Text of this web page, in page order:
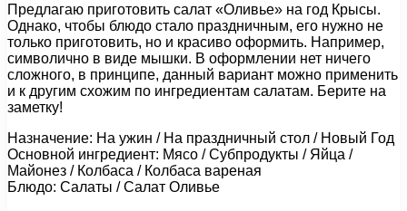
Предлагаю приготовить салат «Оливье» на год Крысы.
Однако, чтобы блюдо стало праздничным, его нужно не
только приготовить, но и красиво оформить. Например,
символично в виде мышки. В оформлении нет ничего
сложного, в принципе, данный вариант можно применить
и к другим схожим по ингредиентам салатам. Берите на
заметку!
Назначение: На ужин / На праздничный стол / Новый Год
Основной ингредиент: Мясо / Субпродукты / Яйца /
Майонез / Колбаса / Колбаса вареная
Блюдо: Салаты / Салат Оливье